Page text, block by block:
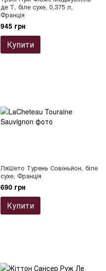
де Т, біле сухе, 0,375 л,
Франція
945 грн
Купити
ЛяШето Турень Совіньйон, біле
сухе, Франція
690 грн
Купити